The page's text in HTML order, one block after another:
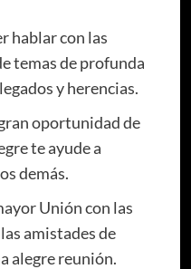
hablar con las
temas de profunda
y herencias.
oportunidad de
te ayude a
demás.
Unión con las
amistades de
alegre reunión.